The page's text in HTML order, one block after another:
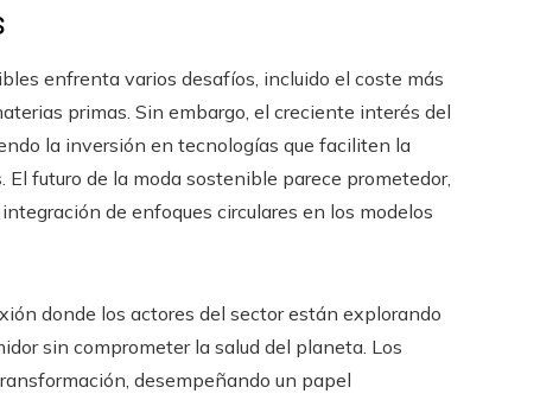
enfrenta varios desafíos, incluido el coste más
primas. Sin embargo, el creciente interés del
la inversión en tecnologías que faciliten la
futuro de la moda sostenible parece prometedor,
de enfoques circulares en los modelos
donde los actores del sector están explorando
sin comprometer la salud del planeta. Los
desempeñando un papel